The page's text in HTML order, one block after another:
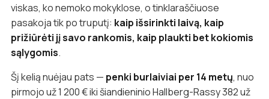
viskas, ko nemoko mokyklose, o tinklaraščiuose
pasakoja tik po truputį: kaip išsirinkti laivą, kaip
prižiūrėti jį savo rankomis, kaip plaukti bet kokiomis
sąlygomis.
Šį kelią nuėjau pats — penki burlaiviai per 14 metų, nuo
pirmojo už 1 200 € iki šiandieninio Hallberg-Rassy 382 už